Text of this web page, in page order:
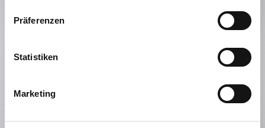
Präferenzen
Statistiken
Marketing